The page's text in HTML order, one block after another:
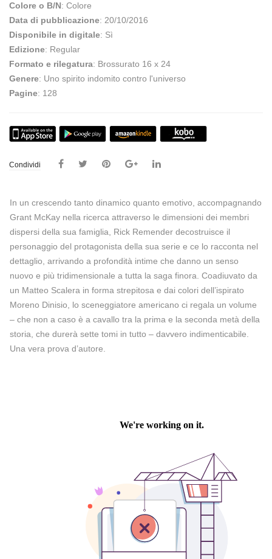
Colore o B/N: Colore
Data di pubblicazione: 20/10/2016
Disponibile in digitale: Sì
Edizione: Regular
Formato e rilegatura: Brossurato 16 x 24
Genere: Uno spirito indomito contro l'universo
Pagine: 128
Condividi
In un crescendo tanto dinamico quanto emotivo, accompagnando
Grant McKay nella ricerca attraverso le dimensioni dei membri
dispersi della sua famiglia, Rick Remender decostruisce il
personaggio del protagonista della sua serie e ce lo racconta nel
dettaglio, arrivando a profondità intime che danno un senso
nuovo e più tridimensionale a tutta la saga finora. Coadiuvato da
un Matteo Scalera in forma strepitosa e dai colori dell’ispirato
Moreno Dinisio, lo sceneggiatore americano ci regala un volume
– che non a caso è a cavallo tra la prima e la seconda metà della
storia, che durerà sette tomi in tutto – davvero indimenticabile.
Una vera prova d’autore.